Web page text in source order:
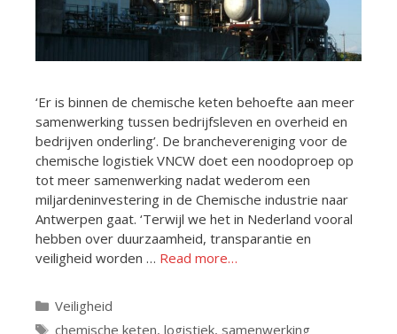
‘Er is binnen de chemische keten behoefte aan meer
samenwerking tussen bedrijfsleven en overheid en
bedrijven onderling’. De branchevereniging voor de
chemische logistiek VNCW doet een noodoproep op
tot meer samenwerking nadat wederom een
miljardeninvestering in de Chemische industrie naar
Antwerpen gaat. ‘Terwijl we het in Nederland vooral
hebben over duurzaamheid, transparantie en
veiligheid worden … Read more…
Categorieën
Veiligheid
Tags
chemische keten, logistiek, samenwerking